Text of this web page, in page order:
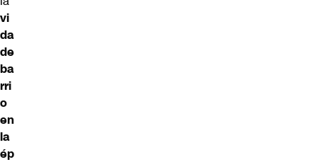
vi
da
de
ba
rri
o
en
la
ép